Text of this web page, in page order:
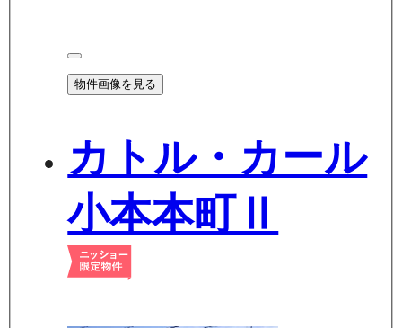
物件画像を見る
カトル・カール
小本本町Ⅱ